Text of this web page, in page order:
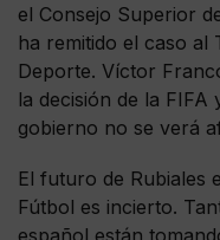
el Consejo Superior
ha remitido el caso al
Deporte. Víctor
la decisión de la
gobierno no se verá
El futuro de Rubiales
Fútbol es incierto.
español están